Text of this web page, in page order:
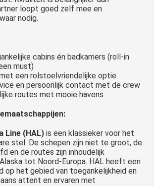
loopt goed zelf mee en
nodig.
cabins én badkamers (roll-in
must)
een rolstoelvriendelijke optie
en persoonlijk contact met de crew
routes met mooie havens
Line (HAL) is een klassieker voor het
stel. De schepen zijn niet te groot, de
en de routes zijn inhoudelijk
tot Noord-Europa. HAL heeft een
op het gebied van toegankelijkheid en
attent en ervaren met